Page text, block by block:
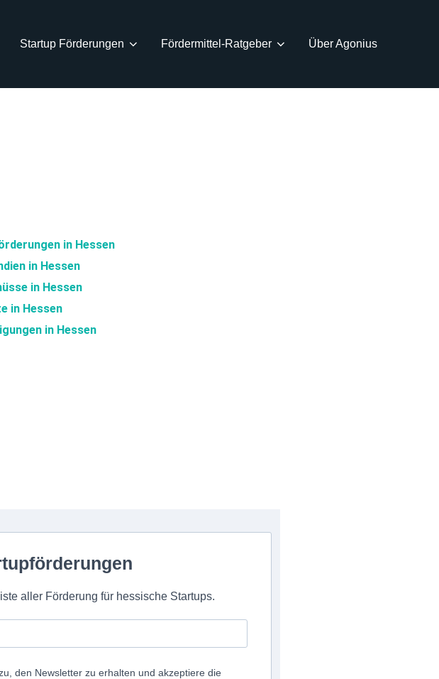
Startup Förderungen Fördermittel-Ratgeber Über Agonius
in Hessen
in Hessen
in Hessen
in Hessen
in Hessen
aller Förderung für hessische Startups.
den Newsletter zu erhalten und akzeptiere die